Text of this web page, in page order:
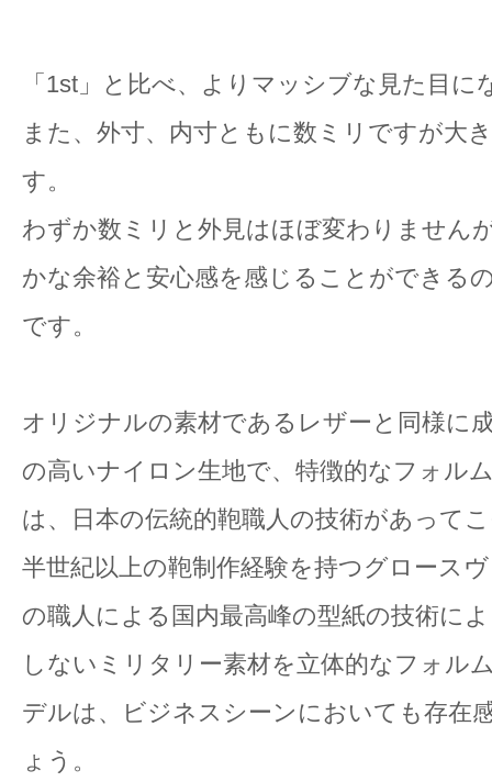
「1st」と比べ、よりマッシブな見た目に
また、外寸、内寸ともに数ミリですが大
す。
わずか数ミリと外見はほぼ変わりません
かな余裕と安心感を感じることができる
です。
オリジナルの素材であるレザーと同様に
の高いナイロン生地で、特徴的なフォル
は、日本の伝統的鞄職人の技術があって
半世紀以上の鞄制作経験を持つグロース
の職人による国内最高峰の型紙の技術に
しないミリタリー素材を立体的なフォル
デルは、ビジネスシーンにおいても存在
ょう。